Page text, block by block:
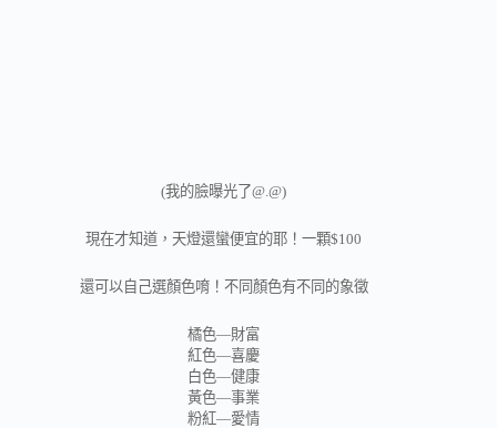
(我的臉曝光了@.@)
現在才知道，天燈還蠻便宜的耶！一顆$100
還可以自己選顏色唷！不同顏色有不同的象徵
橘色—財富
紅色—喜慶
白色—健康
黃色—事業
粉紅—愛情